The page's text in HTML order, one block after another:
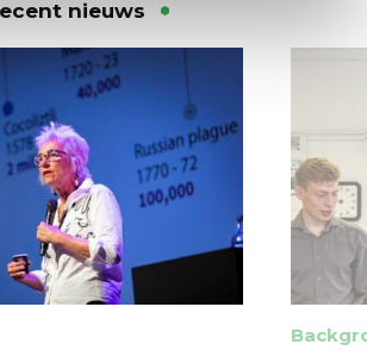
nieuws